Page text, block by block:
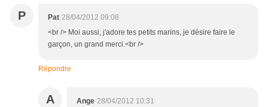
P Pat 28/04/2012 09:08
<br /> Moi aussi, j'adore tes petits marins, je désire faire le
garçon, un grand merci.<br />
Répondre
A Ange 28/04/2012 10:31